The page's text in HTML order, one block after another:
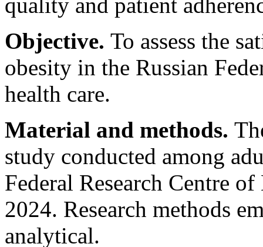
Objective. To assess the
obesity in the Russian
health care.
Material and methods.
study conducted among
Federal Research Centre
2024. Research methods
analytical.